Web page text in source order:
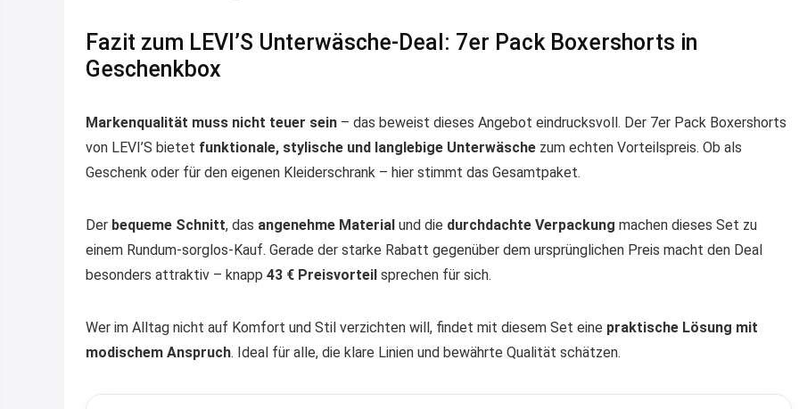
Fazit zum LEVI’S Unterwäsche-Deal: 7er Pack Boxershorts in
Geschenkbox
Markenqualität muss nicht teuer sein – das beweist dieses Angebot eindrucksvoll. Der 7er Pack Boxershorts
von LEVI’S bietet funktionale, stylische und langlebige Unterwäsche zum echten Vorteilspreis. Ob als
Geschenk oder für den eigenen Kleiderschrank – hier stimmt das Gesamtpaket.
Der bequeme Schnitt, das angenehme Material und die durchdachte Verpackung machen dieses Set zu
einem Rundum-sorglos-Kauf. Gerade der starke Rabatt gegenüber dem ursprünglichen Preis macht den Deal
besonders attraktiv – knapp 43 € Preisvorteil sprechen für sich.
Wer im Alltag nicht auf Komfort und Stil verzichten will, findet mit diesem Set eine praktische Lösung mit
modischem Anspruch. Ideal für alle, die klare Linien und bewährte Qualität schätzen.